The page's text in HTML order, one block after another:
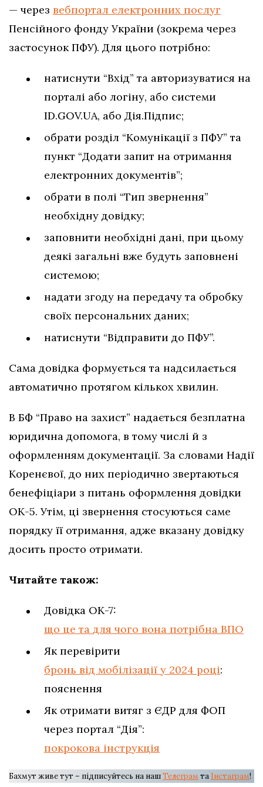
— через вебпортал електронних послуг
Пенсійного фонду України (зокрема через
застосунок ПФУ). Для цього потрібно:
натиснути “Вхід” та авторизуватися на
порталі або логіну, або системи
ID.GOV.UA, або Дія.Підпис;
обрати розділ “Комунікації з ПФУ” та
пункт “Додати запит на отримання
електронних документів”;
обрати в полі “Тип звернення”
необхідну довідку;
заповнити необхідні дані, при цьому
деякі загальні вже будуть заповнені
системою;
надати згоду на передачу та обробку
своїх персональних даних;
натиснути “Відправити до ПФУ”.
Сама довідка формується та надсилається
автоматично протягом кількох хвилин.
В БФ “Право на захист” надається безплатна
юридична допомога, в тому числі й з
оформленням документації. За словами Надії
Коренєвої, до них періодично звертаються
бенефіціари з питань оформлення довідки
ОК-5. Утім, ці звернення стосуються саме
порядку її отримання, адже вказану довідку
досить просто отримати.
Читайте також:
Довідка ОК-7:
що це та для чого вона потрібна ВПО
Як перевірити
бронь від мобілізації у 2024 році:
пояснення
Як отримати витяг з ЄДР для ФОП
через портал “Дія”:
покрокова інструкція
Бахмут живе тут – підписуйтесь на нашТелеграм та Інстаграм!